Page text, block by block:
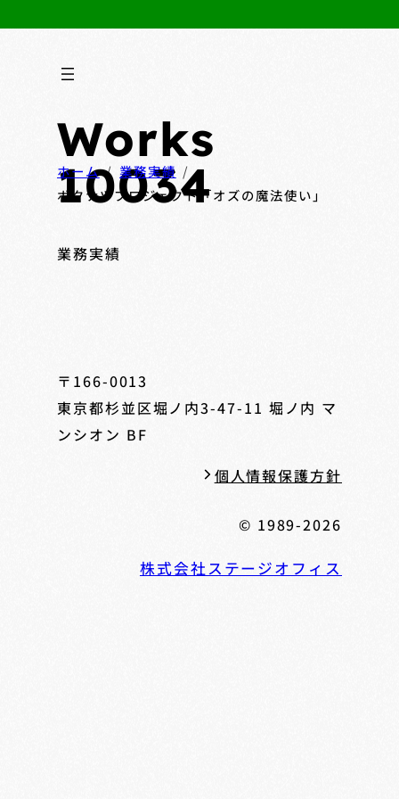
Works
10034
業務実績
ホーム
業務実績
ボクナツプロジェクト「オズの魔法使い」
〒166-0013
東京都杉並区堀ノ内3-47-11 堀ノ内 マ
ンシオン BF
個人情報保護方針
© 1989-2026
株式会社ステージオフィス